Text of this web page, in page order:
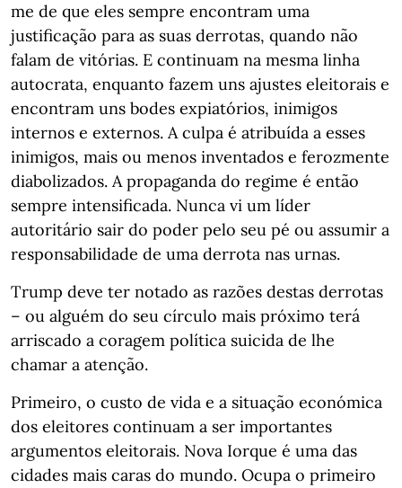
me de que eles sempre encontram uma
justificação para as suas derrotas, quando não
falam de vitórias. E continuam na mesma linha
autocrata, enquanto fazem uns ajustes eleitorais e
encontram uns bodes expiatórios, inimigos
internos e externos. A culpa é atribuída a esses
inimigos, mais ou menos inventados e ferozmente
diabolizados. A propaganda do regime é então
sempre intensificada. Nunca vi um líder
autoritário sair do poder pelo seu pé ou assumir a
responsabilidade de uma derrota nas urnas.
Trump deve ter notado as razões destas derrotas
– ou alguém do seu círculo mais próximo terá
arriscado a coragem política suicida de lhe
chamar a atenção.
Primeiro, o custo de vida e a situação económica
dos eleitores continuam a ser importantes
argumentos eleitorais. Nova Iorque é uma das
cidades mais caras do mundo. Ocupa o primeiro